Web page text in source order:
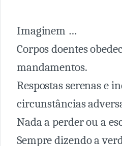
Imaginem …
Corpos doentes
mandamentos.
Respostas serenas e
circunstâncias
Nada a perder ou a
Sempre dizendo a